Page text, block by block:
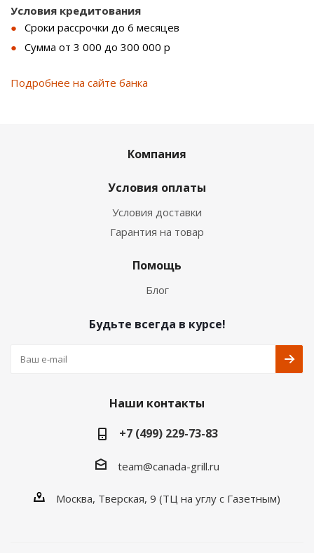
Условия кредитования
Сроки рассрочки до 6 месяцев
Сумма от 3 000 до 300 000 р
Подробнее на сайте банка
Компания
Условия оплаты
Условия доставки
Гарантия на товар
Помощь
Блог
Будьте всегда в курсе!
Наши контакты
+7 (499) 229-73-83
team@canada-grill.ru
Москва, Тверская, 9 (ТЦ на углу с Газетным)